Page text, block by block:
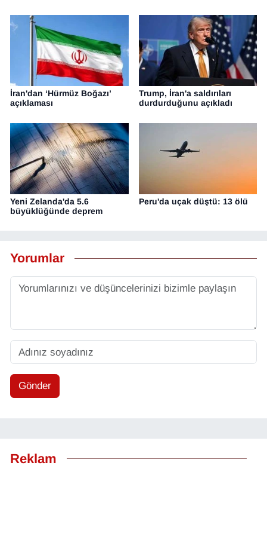
İran'dan ‘Hürmüz Boğazı’
açıklaması
Trump, İran'a saldırıları
durdurduğunu açıkladı
Yeni Zelanda'da 5.6
büyüklüğünde deprem
Peru'da uçak düştü: 13 ölü
Yorumlar
Gönder
Reklam